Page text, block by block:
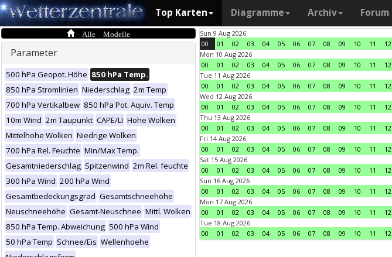
Top Karten Diagramme Archiv Forum
Alle Modelle
Parameter
500 hPa Geopot. Höhe 850 hPa Temp.
850 hPa Stromlinien Niederschlag 2m Temp
700 hPa Vertikalbew 850 hPa Pot. Äquiv. Temp
10m Wind 2m Taupunkt CAPE/LI Hohe Wolken
Mittelhohe Wolken Niedrige Wolken
700 hPa Rel. Feuchte Min/Max Temp.
Gesamtniederschlag Spitzenwind 2m Rel. feuchte
300 hPa Wind 200 hPa Wind
Gesamtbedeckungsgrad Gesamtschneehöhe
Neuschneehöhe Gesamt-Neuschnee Mittl. Wolken
850 hPa Temp. Abweichung 500 hPa Wind
50 hPa Temp Schnee/Eis Wellenhoehe
Sun 9 Aug 2026
00
01 02 03 04 05 06 07 08 09 10 11 12
Mon 10 Aug 2026
00
01 02 03 04 05 06 07 08 09 10 11 12
Tue 11 Aug 2026
00
01 02 03 04 05 06 07 08 09 10 11 12
Wed 12 Aug 2026
00
01 02 03 04 05 06 07 08 09 10 11 12
Thu 13 Aug 2026
00
01 02 03 04 05 06 07 08 09 10 11 12
Fri 14 Aug 2026
00
01 02 03 04 05 06 07 08 09 10 11 12
Sat 15 Aug 2026
00
01 02 03 04 05 06 07 08 09 10 11 12
Sun 16 Aug 2026
00
01 02 03 04 05 06 07 08 09 10 11 12
Mon 17 Aug 2026
00
01 02 03 04 05 06 07 08 09 10 11 12
Tue 18 Aug 2026
00
01 02 03 04 05 06 07 08 09 10 11 12